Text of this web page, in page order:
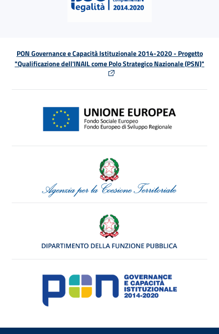
PON Governance e Capacità Istituzionale 2014-2020 - Progetto
"Qualificazione dell'INAIL come Polo Strategico Nazionale (PSN)"